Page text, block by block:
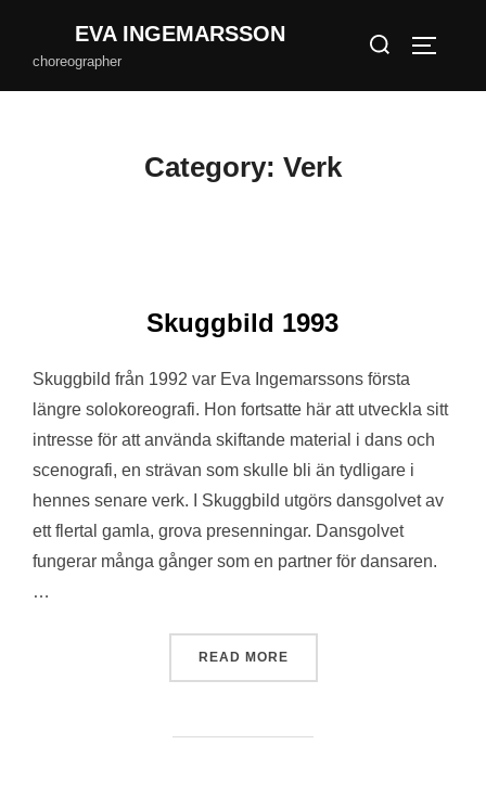
EVA INGEMARSSON
choreographer
Search
Category: Verk
Skuggbild 1993
Skuggbild från 1992 var Eva Ingemarssons första
längre solokoreografi. Hon fortsatte här att utveckla sitt
intresse för att använda skiftande material i dans och
scenografi, en strävan som skulle bli än tydligare i
hennes senare verk. I Skuggbild utgörs dansgolvet av
ett flertal gamla, grova presenningar. Dansgolvet
fungerar många gånger som en partner för dansaren.
…
READ MORE“SKUGGBILD 1993”